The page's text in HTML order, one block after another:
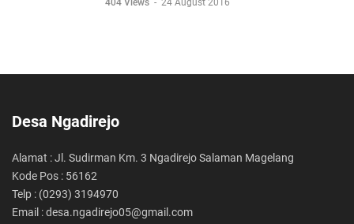
404 Views - 24 August 2016
Desa Ngadirejo
Alamat : Jl. Sudirman Km. 3 Ngadirejo Salaman Magelang
Kode Pos : 56162
Telp : (0293) 3194970
Email : desa.ngadirejo05@gmail.com